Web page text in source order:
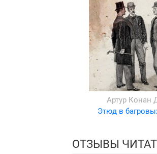
Артур Конан
Этюд в
ОТЗЫВЫ